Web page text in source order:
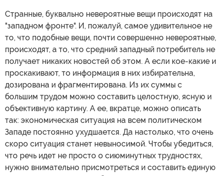
Странные, буквально невероятные вещи происходят на
"западном фронте". И, пожалуй, самое удивительное не
то, что подобные вещи, почти совершенно невероятные,
происходят, а то, что средний западный потребитель не
получает никаких новостей об этом. А если кое-какие и
проскакивают, то информация в них избирательна,
дозирована и фрагментирована. Из их суммы с
большим трудом можно составить целостную, ясную и
объективную картину. А ее, вкратце, можно описать
так: экономическая ситуация на всем политическом
Западе постоянно ухудшается. Да настолько, что очень
скоро ситуация станет невыносимой. Чтобы убедиться,
что речь идет не просто о сиюминутных трудностях,
нужно внимательно присмотреться и составить единую